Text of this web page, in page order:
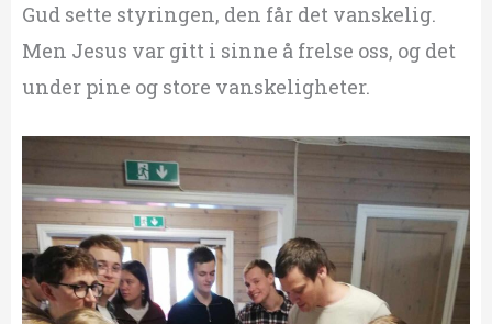
Gud sette styringen, den får det vanskelig.
Men Jesus var gitt i sinne å frelse oss, og det
under pine og store vanskeligheter.